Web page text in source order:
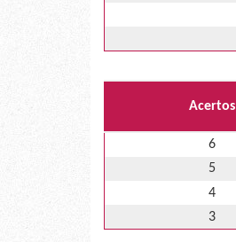
Acertos
6
5
4
3